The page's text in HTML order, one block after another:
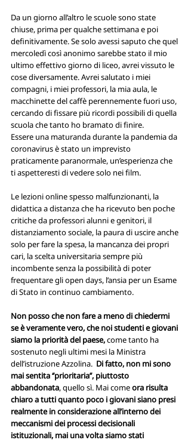
Da un giorno all’altro le scuole sono state
chiuse, prima per qualche settimana e poi
definitivamente. Se solo avessi saputo che quel
mercoledì così anonimo sarebbe stato il mio
ultimo effettivo giorno di liceo, avrei vissuto le
cose diversamente. Avrei salutato i miei
compagni, i miei professori, la mia aula, le
macchinette del caffè perennemente fuori uso,
cercando di fissare più ricordi possibili di quella
scuola che tanto ho bramato di finire.
Essere una maturanda durante la pandemia da
coronavirus è stato un imprevisto
praticamente paranormale, un’esperienza che
ti aspetteresti di vedere solo nei film.
Le lezioni online spesso malfunzionanti, la
didattica a distanza che ha ricevuto ben poche
critiche da professori alunni e genitori, il
distanziamento sociale, la paura di uscire anche
solo per fare la spesa, la mancanza dei propri
cari, la scelta universitaria sempre più
incombente senza la possibilità di poter
frequentare gli open days, l’ansia per un Esame
di Stato in continuo cambiamento.
Non posso che non fare a meno di chiedermi
se è veramente vero, che noi studenti e giovani
siamo la priorità del paese, come tanto ha
sostenuto negli ultimi mesi la Ministra
dell’istruzione Azzolina. Di fatto, non mi sono
mai sentita ‘’prioritaria’’, piuttosto
abbandonata, quello sì. Mai come ora risulta
chiaro a tutti quanto poco i giovani siano presi
realmente in considerazione all’interno dei
meccanismi dei processi decisionali
istituzionali, mai una volta siamo stati